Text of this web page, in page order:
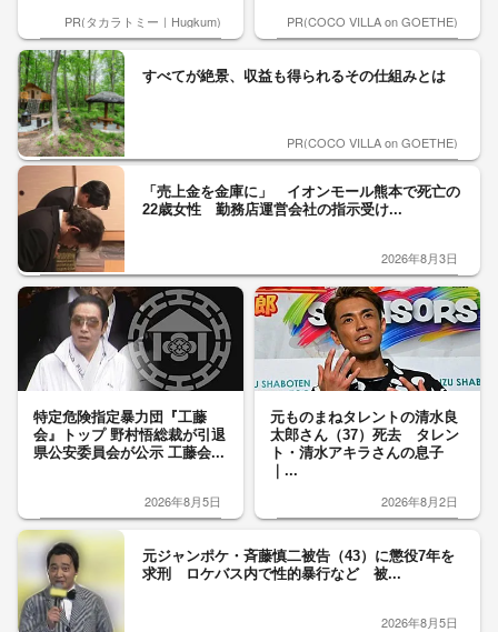
PR(タカラトミー｜Hugkum) PR(COCO VILLA on GOETHE)
すべてが絶景、収益も得られるその仕組みとは
PR(COCO VILLA on GOETHE)
「売上金を金庫に」 イオンモール熊本で死亡の
22歳女性 勤務店運営会社の指示受け...
2026年8月3日
特定危険指定暴力団『工藤
会』トップ 野村悟総裁が引退
県公安委員会が公示 工藤会...
2026年8月5日
元ものまねタレントの清水良
太郎さん（37）死去 タレン
ト・清水アキラさんの息子
｜...
2026年8月2日
元ジャンポケ・斉藤慎二被告（43）に懲役7年を
求刑 ロケバス内で性的暴行など 被...
2026年8月5日